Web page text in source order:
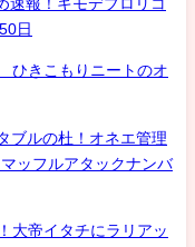
速報！キモデブロリコ
日
ひきこもりニートのオ
ブルの杜！オネエ管理
ッフルアタックナンバ
大帝イタチにラリアッ